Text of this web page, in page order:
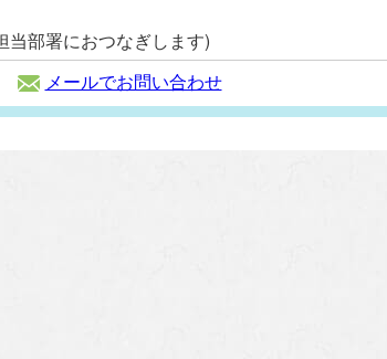
当部署におつなぎします)
メールでお問い合わせ